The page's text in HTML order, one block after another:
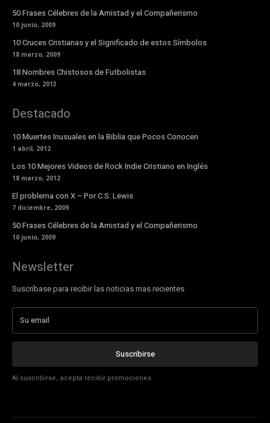
50 Frases Célebres de la Amistad y el Compañerismo
10 junio, 2009
10 Cruces Cristianas y el Significado de estos Símbolos
18 marzo, 2009
18 Nombres Chistosos de Futbolistas
4 marzo, 2013
Destacado
10 Muertes Inusuales en la Biblia que Pocos Conocen
1 abril, 2012
Los 10 Mejores Videos de Rock Indie Cristiano en Inglés
18 marzo, 2012
El problema con X – Por C.S. Lewis
7 diciembre, 2009
50 Frases Célebres de la Amistad y el Compañerismo
10 junio, 2009
Newsletter
Suscríbase para recibir las noticias mas recientes
Suscribirse
Al suscribirse, acepta recibir promociones.